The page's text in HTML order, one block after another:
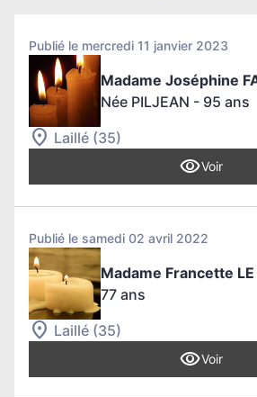
Publié le mercredi 11 janvier 2023
Madame Joséphine
Née PILJEAN - 95 ans
Laillé (35)
Voir
Publié le samedi 02 avril 2022
Madame Francette
77 ans
Laillé (35)
Voir